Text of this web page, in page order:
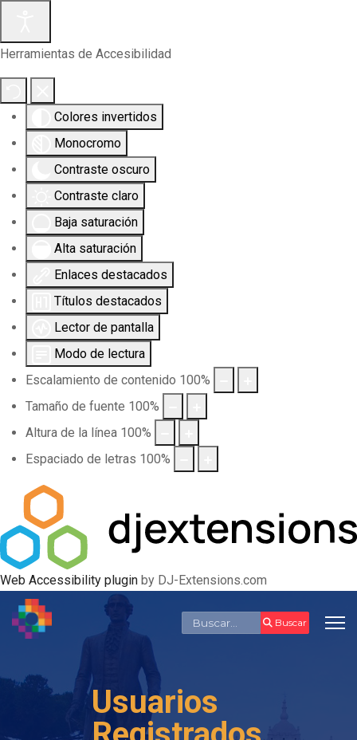
Herramientas de Accesibilidad
Colores invertidos
Monocromo
Contraste oscuro
Contraste claro
Baja saturación
Alta saturación
Enlaces destacados
Títulos destacados
Lector de pantalla
Modo de lectura
Escalamiento de contenido 100%
Tamaño de fuente 100%
Altura de la línea 100%
Espaciado de letras 100%
Web Accessibility plugin by DJ-Extensions.com
Buscar Buscar
Usuarios